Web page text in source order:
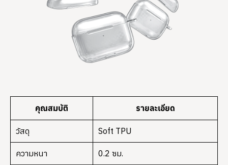
คุณสมบัติ รายละเอียด
วัสดุ Soft TPU
ความหนา 0.2 ซม.